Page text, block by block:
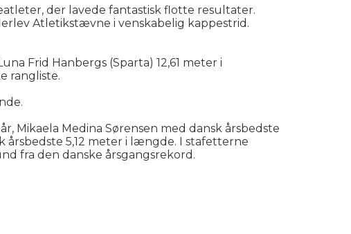
der lavede fantastisk flotte resultater.
Atletikstævne i venskabelig kappestrid.
Frid Hanbergs (Sparta) 12,61 meter i
rangliste.
Mikaela Medina Sørensen med dansk årsbedste
årsbedste 5,12 meter i længde. I stafetterne
fra den danske årsgangsrekord.